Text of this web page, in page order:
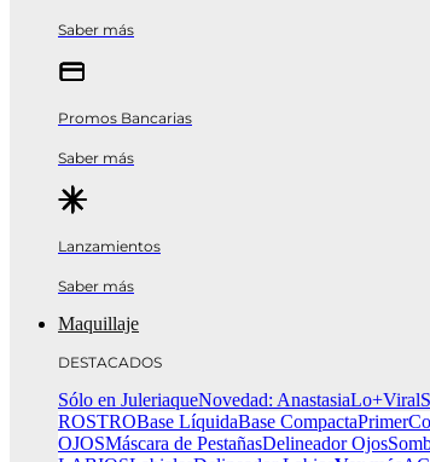
Saber más
Promos Bancarias
Saber más
Lanzamientos
Saber más
Maquillaje
DESTACADOS
Sólo en JuleriaqueNovedad: AnastasiaLo+Viral
ROSTROBase LíquidaBase CompactaPrimer
OJOSMáscara de PestañasDelineador Ojos